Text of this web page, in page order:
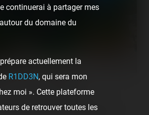
— 2 août 2020
initialement entre Amigoland et Palavas-les-
continuerai à partager mes
du domaine du
actuellement la
R1DD3N, qui sera mon
moi ». Cette plateforme
de retrouver toutes les